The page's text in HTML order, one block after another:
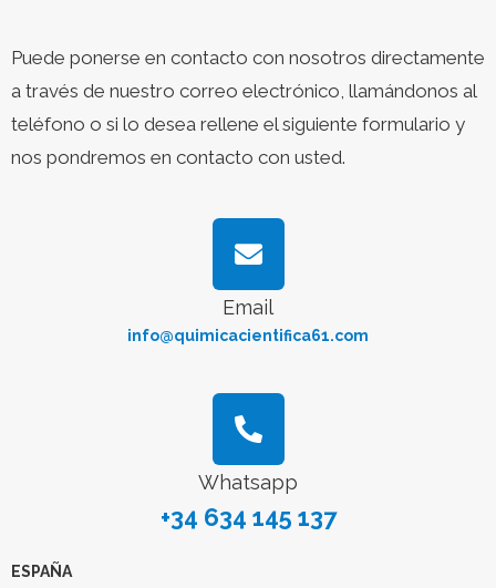
Puede ponerse en contacto con nosotros directamente
a través de nuestro correo electrónico, llamándonos al
teléfono o si lo desea rellene el siguiente formulario y
nos pondremos en contacto con usted.
Email
info@quimicacientifica61.com
Whatsapp
+34 634 145 137
ESPAÑA